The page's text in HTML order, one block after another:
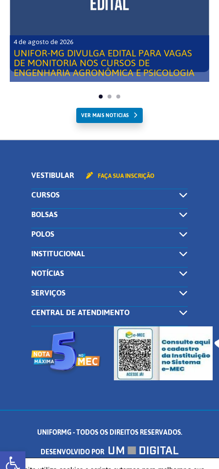
Abrir a barra de ferramentas
4 de agosto de 2026
UNIFOR-MG DIVULGA EDITAL PARA VAGAS
DE MONITORIA NOS CURSOS DE
ENGENHARIA AGRONÔMICA E PSICOLOGIA
VER MAIS NOTICIAS
VESTIBULAR FAÇA SUA INSCRIÇÃO
CURSOS
BOLSAS
POLOS
INSTITUCIONAL
NOTÍCIAS
SERVIÇOS
CENTRAL DE ATENDIMENTO
UNIFORMG - TODOS OS DIREITOS RESERVADOS.
DESENVOLVIDO POR